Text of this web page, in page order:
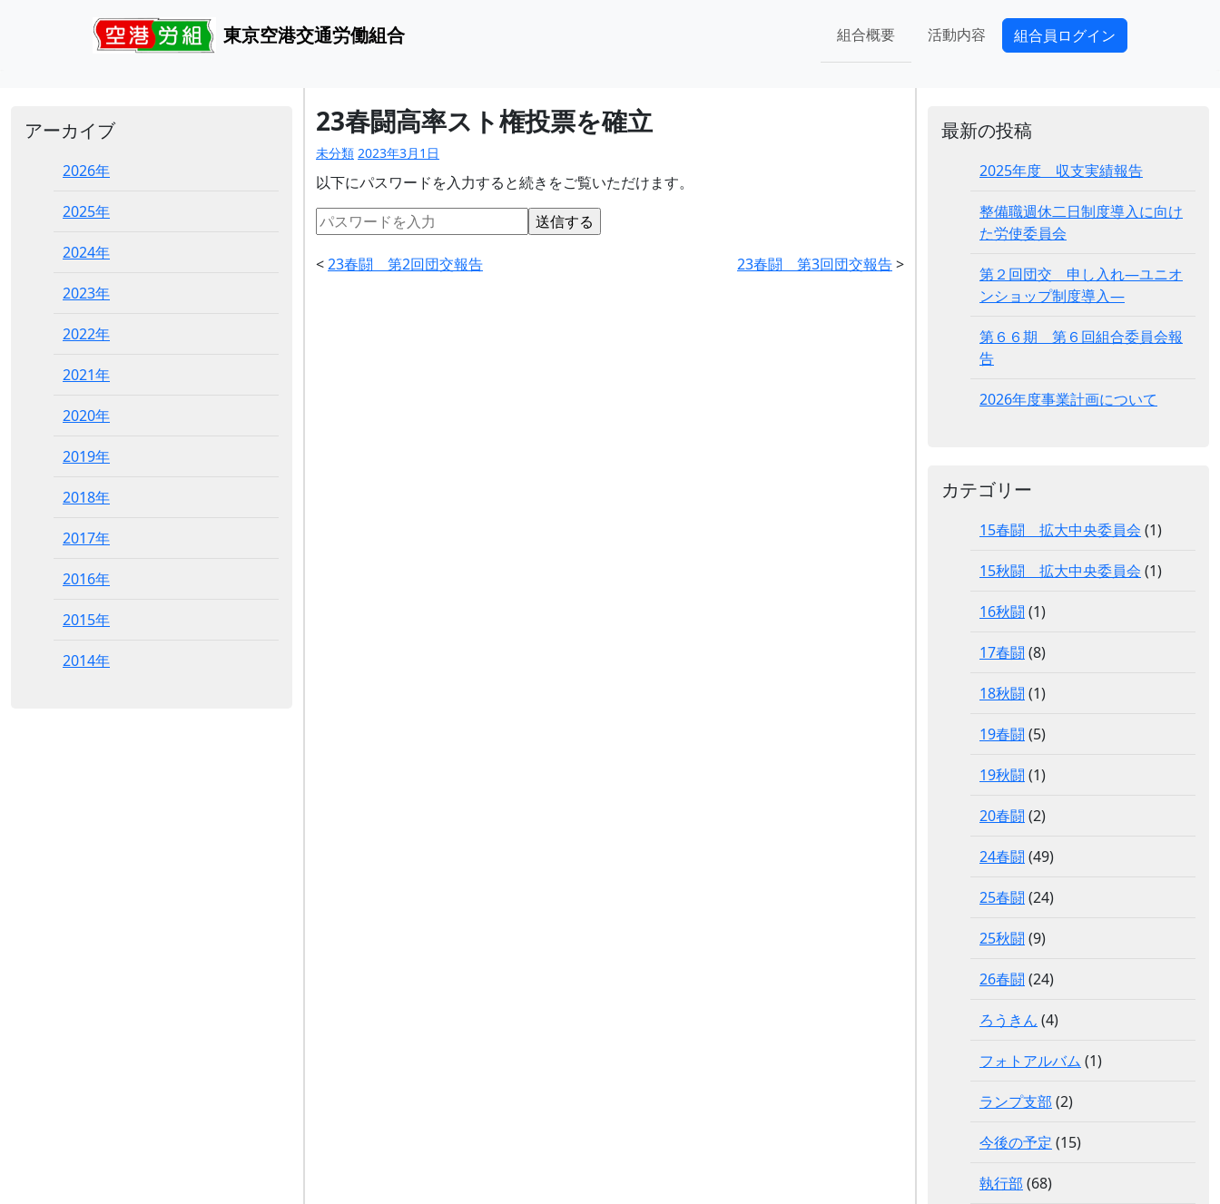
東京空港交通労働組合 組合概要 活動内容 組合員ログイン
アーカイブ
2026年
2025年
2024年
2023年
2022年
2021年
2020年
2019年
2018年
2017年
2016年
2015年
2014年
23春闘高率スト権投票を確立
未分類 2023年3月1日
以下にパスワードを入力すると続きをご覧いただけます。
<23春闘 第2回団交報告 23春闘 第3回団交報告>
最新の投稿
2025年度 収支実績報告
整備職週休二日制度導入に向け
た労使委員会
第２回団交 申し入れ―ユニオ
ンショップ制度導入―
第６６期 第６回組合委員会報
告
2026年度事業計画について
カテゴリー
15春闘 拡大中央委員会 (1)
15秋闘 拡大中央委員会 (1)
16秋闘 (1)
17春闘 (8)
18秋闘 (1)
19春闘 (5)
19秋闘 (1)
20春闘 (2)
24春闘 (49)
25春闘 (24)
25秋闘 (9)
26春闘 (24)
ろうきん (4)
フォトアルバム (1)
ランプ支部 (2)
今後の予定 (15)
執行部 (68)